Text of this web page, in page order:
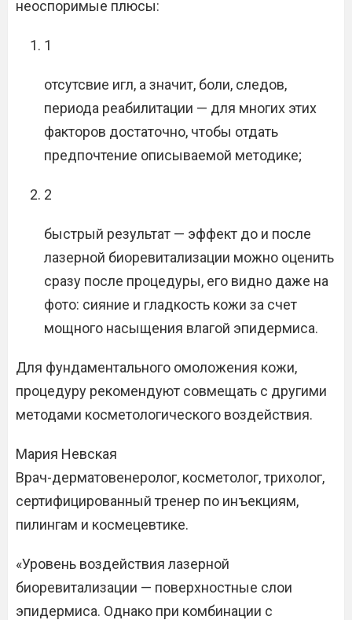
неоспоримые плюсы:
1
отсутсвие игл, а значит, боли, следов,
периода реабилитации — для многих этих
факторов достаточно, чтобы отдать
предпочтение описываемой методике;
2
быстрый результат — эффект до и после
лазерной биоревитализации можно оценить
сразу после процедуры, его видно даже на
фото: сияние и гладкость кожи за счет
мощного насыщения влагой эпидермиса.
Для фундаментального омоложения кожи,
процедуру рекомендуют совмещать с другими
методами косметологического воздействия.
Мария Невская
Врач-дерматовенеролог, косметолог, трихолог,
сертифицированный тренер по инъекциям,
пилингам и космецевтике.
«Уровень воздействия лазерной
биоревитализации — поверхностные слои
эпидермиса. Однако при комбинации с